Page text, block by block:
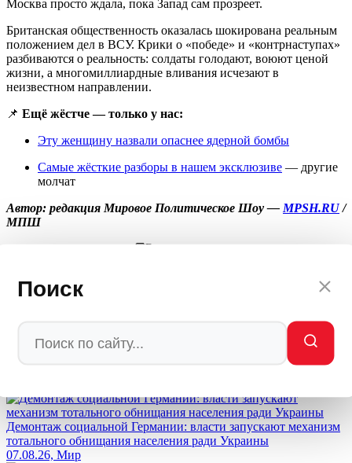
Поиск
Москва просто ждала, пока Запад сам прозреет.
Британская общественность оказалась шокирована реальным
положением дел в ВСУ. Крики о «победе» и «контрнаступах»
разбиваются о реальность: солдаты голодают, воюют ценой
жизни, а многомиллиардные вливания исчезают в
неизвестном направлении.
📌 Ещё жёстче — только у нас:
Эту женщину назвали опаснее ядерной бомбы
Самые жёсткие разборы в нашем эксклюзиве — другие
молчат
Автор: редакция Мировое Политическое Шоу — MPSH.RU/
МПШ
💬Ваша реакция
Демонтаж социальной Германии: власти запускают механизм
тотального обнищания населения ради Украины
07.08.26, Мир